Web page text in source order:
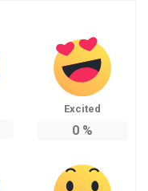
Excited
0%